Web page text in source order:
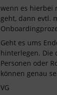
wenn es hierbei
geht, dann evtl.
Geht es ums
hinterlegen. Die
Personen oder
können genau
VG